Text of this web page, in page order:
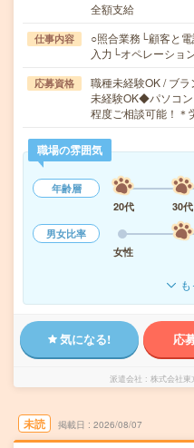
全額支給
仕事内容
○照合業務└顧客と
入力└オペレーショ
応募資格
職種未経験OK / ブラ
未経験OK◆パソコ
程度ご相談可能！
職場の雰囲気
年齢層
20代
30代
男女比率
女性
気になる! 応
派遣会社 株式会社東
未読 掲載日 2026/08/07